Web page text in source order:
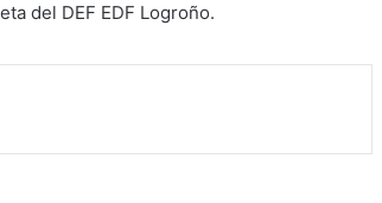
del DEF EDF Logroño.